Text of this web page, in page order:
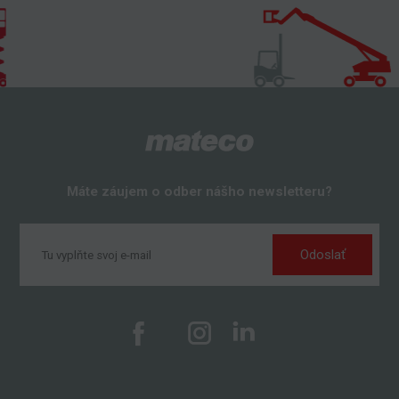
Máte záujem o odber nášho newsletteru?
Odoslať